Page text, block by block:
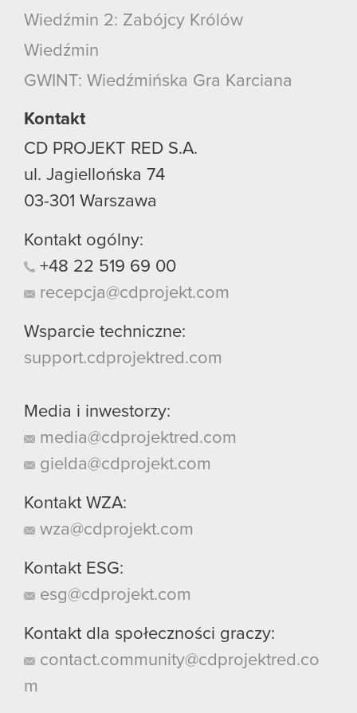
Wiedźmin 2: Zabójcy Królów
Wiedźmin
GWINT: Wiedźmińska Gra Karciana
Kontakt
CD PROJEKT RED S.A.
ul. Jagiellońska 74
03-301 Warszawa
Kontakt ogólny:
+48 22 519 69 00
recepcja@cdprojekt.com
Wsparcie techniczne:
support.cdprojektred.com
Media i inwestorzy:
media@cdprojektred.com
gielda@cdprojekt.com
Kontakt WZA:
wza@cdprojekt.com
Kontakt ESG:
esg@cdprojekt.com
Kontakt dla społeczności graczy:
contact.community@cdprojektred.co
m